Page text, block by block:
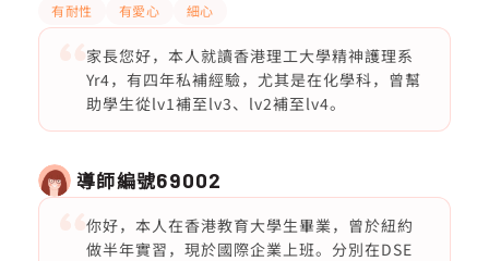
有耐性 有愛心 細心
家長您好，本人就讀香港理工大學精神護理系
Yr4，有四年私補經驗，尤其是在化學科，曾幫
助學生從lv1補至lv3、lv2補至lv4。
導師編號69002
你好，本人在香港教育大學生畢業，曾於紐約
做半年實習，現於國際企業上班。分別在DSE